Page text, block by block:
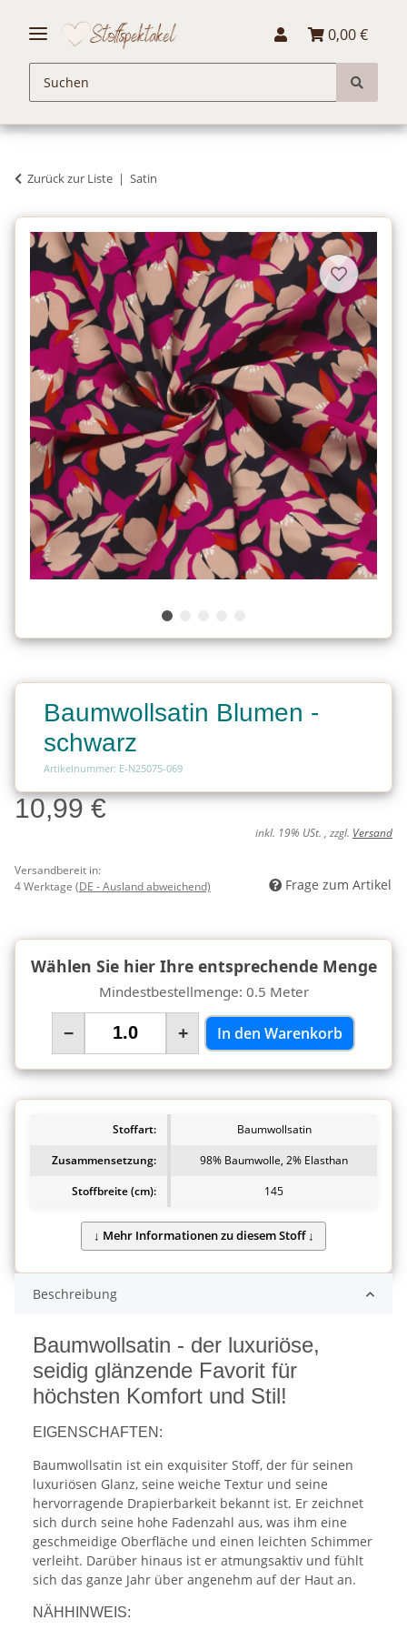
0,00 €
Zurück zur Liste Satin
Baumwollsatin Blumen -
schwarz
Artikelnummer: E-N25075-069
10,99 €
inkl. 19% USt. , zzgl. Versand
Versandbereit in:
4 Werktage (DE - Ausland abweichend) Frage zum Artikel
Wählen Sie hier Ihre entsprechende Menge
Mindestbestellmenge: 0.5 Meter
− + In den Warenkorb
Stoffart:
Baumwollsatin
Zusammensetzung:
98% Baumwolle, 2% Elasthan
Stoffbreite (cm):
145
Beschreibung
Baumwollsatin - der luxuriöse,
seidig glänzende Favorit für
höchsten Komfort und Stil!
EIGENSCHAFTEN:
Baumwollsatin ist ein exquisiter Stoff, der für seinen
luxuriösen Glanz, seine weiche Textur und seine
hervorragende Drapierbarkeit bekannt ist. Er zeichnet
sich durch seine hohe Fadenzahl aus, was ihm eine
geschmeidige Oberfläche und einen leichten Schimmer
verleiht. Darüber hinaus ist er atmungsaktiv und fühlt
sich das ganze Jahr über angenehm auf der Haut an.
NÄHHINWEIS: